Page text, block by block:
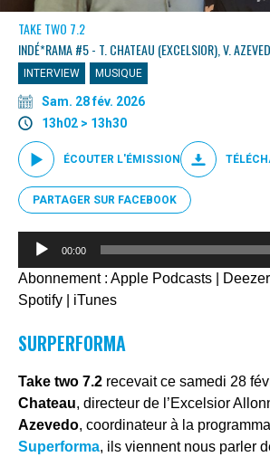
TAKE TWO 7.2
INDÉ*RAMA #5 - T. CHATEAU (EXCELSIOR), V.
INTERVIEW MUSIQUE
Sam. 28 fév. 2026
13h02 > 13h30
ÉCOUTER L'ÉMISSION
PARTAGER SUR FACEBOOK
Lecteur
00:00
Abonnement : Apple Podcasts Deezer
Spotify
iTunes
SURPERFORMA
Take two 7.2 recevait ce samedi 28
Chateau, directeur de l’Excelsior
Azevedo, coordinateur à la
Superforma, ils viennent nous parler